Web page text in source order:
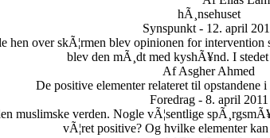
hÃ¸nsehuset
Synspunkt - 12. april
hen over skÃ¦rmen blev opinionen for
blev den mÃ¸dt med kyshÃ¥nd. I
Af Asgher Ahmed
De positive elementer relateret til opstandene
Foredrag - 8. april 2011
muslimske verden. Nogle vÃ¦sentlige
vÃ¦ret positive? Og hvilke elementer